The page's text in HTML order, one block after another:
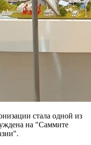
стала одной из
на "Саммите